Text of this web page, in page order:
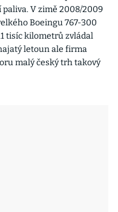
V zimě 2008/2009
Boeingu 767-300
tisíc kilometrů zvládal
letoun ale firma
malý český trh takový